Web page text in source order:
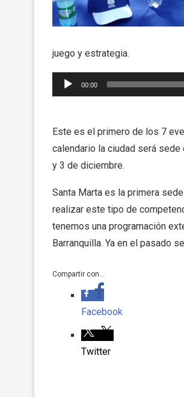
juego y estrategia.
Reproductor
de
00:00
Este es el primero de los 7
calendario la ciudad será
y 3 de diciembre.
Santa Marta es la primera
realizar este tipo de
tenemos una programación
Barranquilla. Ya en el pasado
Compartir con...
Facebook
Twitter